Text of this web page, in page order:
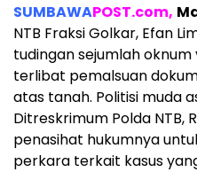
SUMBAWAPOST.com,
NTB Fraksi Golkar, Efan
tudingan sejumlah
terlibat pemalsuan
atas tanah. Politisi muda
Ditreskrimum Polda NTB,
penasihat hukumnya
perkara terkait kasus